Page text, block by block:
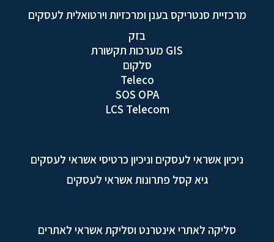
מרכזיית סנטריקס בענן ומרכזיות וירטואלית לעסקים
בזק
GIS מערכות תקשורת
סלקום
Teleco
SOS OPA
LCS Telecom
ניכיון אשראי לעסקים וניכיון כרטיסי אשראי לעסקים
גיא קסל פתרונות אשראי לעסקים
סליקה לאתרי אינטרנט וסליקת אשראי לאתרים